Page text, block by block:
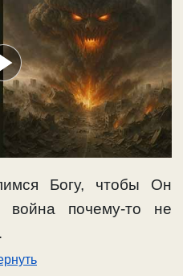
Богу, чтобы Он
война почему-то не